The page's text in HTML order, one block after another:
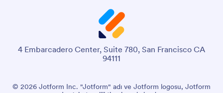
4 Embarcadero Center, Suite 780, San Francisco CA
94111
© 2026 Jotform Inc. "Jotform" adı ve Jotform logosu, Jotform